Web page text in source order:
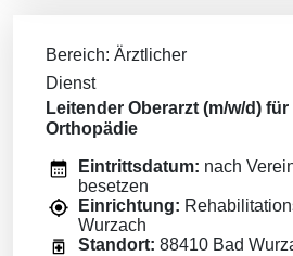
Bereich: Ärztlicher
Dienst
Leitender Oberarzt (m/w/d)
Orthopädie
Eintrittsdatum: nach
besetzen
Einrichtung:
Wurzach
Standort: 88410 Bad